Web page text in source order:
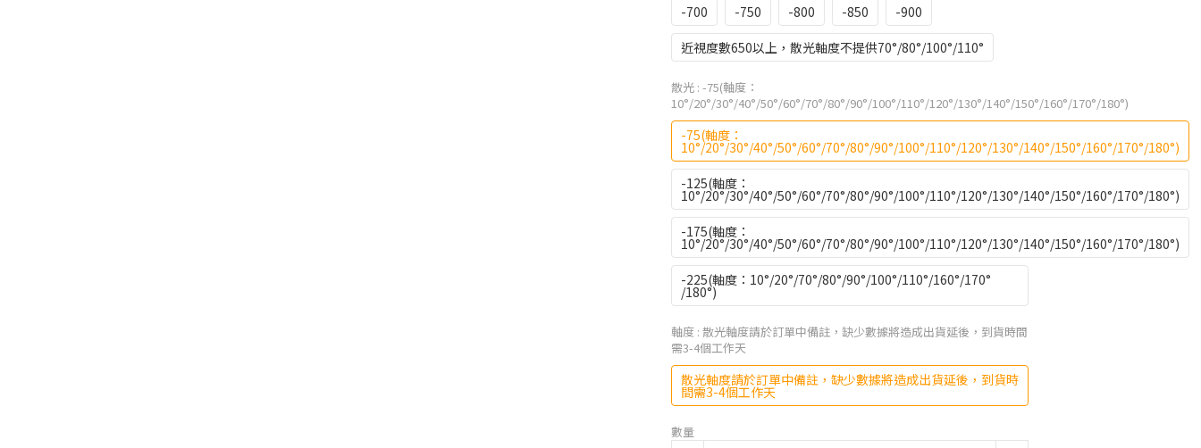
-700
-750 -800 -850
-900
近視度數650以上，散光軸度不提供70°/80°/100°/110°
散光 : -75(軸度：
10°/20°/30°/40°/50°/60°/70°/80°/90°/100°/110°/120°/130°/140°/150°/160°/170°/180°)
-75(軸度：
10°/20°/30°/40°/50°/60°/70°/80°/90°/100°/110°/120°/130°/140°/150°/160°/170°/180°)
-125(軸度：
10°/20°/30°/40°/50°/60°/70°/80°/90°/100°/110°/120°/130°/140°/150°/160°/170°/180°)
-175(軸度：
10°/20°/30°/40°/50°/60°/70°/80°/90°/100°/110°/120°/130°/140°/150°/160°/170°/180°)
-225(軸度：10°​​​​​​​​​​​​​​​​​​​​​/20°​​​​​​​​​​​​​​​​​​​​​/70°​​​​​​​​​​​​​​​​​​​​​​​​​​​​/80°​​​​​​​​​​​​​​​​​​​​​​​​​​​​/90°​​​​​​​​​​​​​​​​​​​​​​​​​​​​/100°​​​​​​​​​​​​​​​​​​​​​​​​​​​​/110°​​​​​​​​​​​​​​​​​​​​​​​​​​​​/160°​​​​​​​​​​​​​​​​​​​​​​​​​​​​/170°​​​​​​​​​​​​​​​​​​​​​​​​​​​​
/180°​​​​​​​​​​​​​​​​​​​​​​​​​​​​)
軸度 : 散光軸度請於訂單中備註，缺少數據將造成出貨延後，到貨時間
需3-4個工作天
散光軸度請於訂單中備註，缺少數據將造成出貨延後，到貨時
間需3-4個工作天
數量